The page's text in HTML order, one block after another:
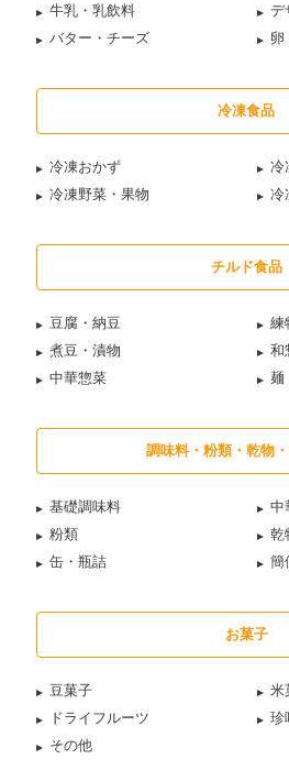
牛乳・乳飲料
デ
バター・チーズ
卵
冷凍食品
冷凍おかず
冷
冷凍野菜・果物
冷
チルド食品
豆腐・納豆
練
煮豆・漬物
和
中華惣菜
麺
調味料・粉類・乾物
基礎調味料
中
粉類
乾
缶・瓶詰
簡
お菓子
豆菓子
米
ドライフルーツ
珍
その他